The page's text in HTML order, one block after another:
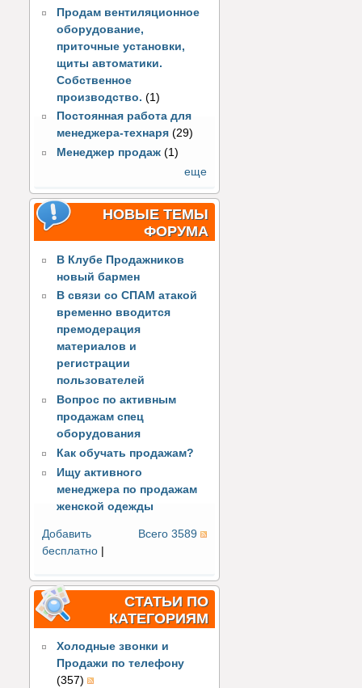
Продам вентиляционное
оборудование,
приточные установки,
щиты автоматики.
Собственное
производство. (1)
Постоянная работа для
менеджера-технаря (29)
Менеджер продаж (1)
еще
НОВЫЕ ТЕМЫ
ФОРУМА
В Клубе Продажников
новый бармен
В связи со СПАМ атакой
временно вводится
премодерация
материалов и
регистрации
пользователей
Вопрос по активным
продажам спец
оборудования
Как обучать продажам?
Ищу активного
менеджера по продажам
женской одежды
Всего 3589
Добавить
бесплатно |
СТАТЬИ ПО
КАТЕГОРИЯМ
Холодные звонки и
Продажи по телефону
(357)